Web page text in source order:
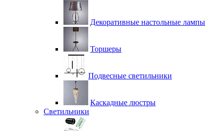
Декоративные настольные лампы
Торшеры
Подвесные светильники
Каскадные люстры
Светильники